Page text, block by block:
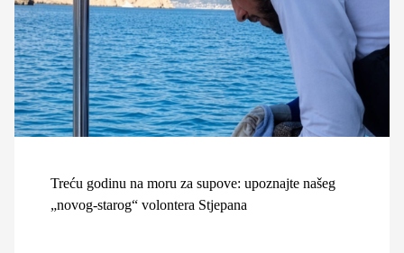
Treću godinu na moru za supove: upoznajte našeg
„novog-starog“ volontera Stjepana